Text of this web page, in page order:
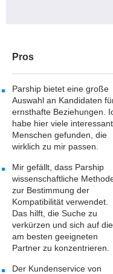
Pros
Parship bietet eine große
Auswahl an Kandidaten
ernsthafte Beziehungen.
habe hier viele
Menschen gefunden, die
wirklich zu mir passen.
Mir gefällt, dass Parship
wissenschaftliche
zur Bestimmung der
Kompatibilität verwendet.
Das hilft, die Suche zu
verkürzen und sich auf die
am besten geeigneten
Partner zu konzentrieren.
Der Kundenservice von